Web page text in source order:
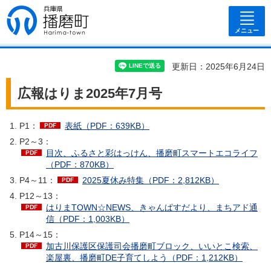
兵庫県 播磨
町
メニュー
更新日：2025年6月24日
広報はりま2025年7月号
P1：
表紙（PDF：639KB）
P2～3：
目次、ふるさと彩はっけん、播磨町スマートエコライフ
（PDF：870KB）
P4～11：
2025夏休み特集（PDF：2,812KB）
P12～13：
はりまTOWN☆NEWS、きゃんぱすだより、まちアド通
信（PDF：1,003KB）
P14～15：
加古川保護区保護司会播磨町ブロック、いいとこ検索、
楽屋裏、播磨町DE子育てしよう（PDF：1,212KB）